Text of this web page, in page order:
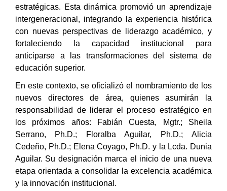
estratégicas. Esta dinámica promovió un aprendizaje
intergeneracional, integrando la experiencia histórica
con nuevas perspectivas de liderazgo académico, y
fortaleciendo la capacidad institucional para
anticiparse a las transformaciones del sistema de
educación superior.
En este contexto, se oficializó el nombramiento de los
nuevos directores de área, quienes asumirán la
responsabilidad de liderar el proceso estratégico en
los próximos años: Fabián Cuesta,
Mgtr.; Sheila
Serrano, Ph.D.; Floralba Aguilar, Ph.D.; Alicia
Cedeño, Ph.D.; Elena Coyago, Ph.D. y la Lcda. Dunia
Aguilar. Su designación marca el inicio de una nueva
etapa orientada a consolidar la excelencia académica
y la innovación institucional.